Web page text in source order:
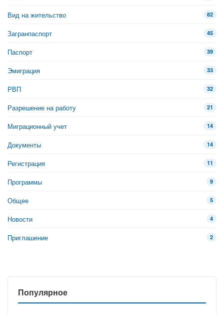
Вид на жительство 82
Загранпаспорт 45
Паспорт 39
Эмиграция 33
РВП 32
Разрешение на работу 21
Миграционный учет 14
Документы 14
Регистрация 11
Программы 9
Общее 5
Новости 4
Приглашение 2
Популярное